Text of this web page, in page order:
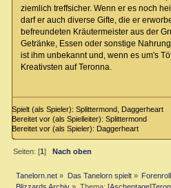
ziemlich treffsicher. Wenn er es noch
darf er auch diverse Gifte, die er
befreundeten Kräutermeister aus der
Getränke, Essen oder sonstige
ist ihm unbekannt und, wenn es um's
Kreativsten auf Teronna.
Spielt (als Spieler): Splittermond, Daggerheart
Bereitet vor (als Spielleiter): Splittermond
Bereitet vor (als Spieler): Daggerheart
Seiten: [1]
Nach oben
Tanelorn.net » Das Tanelorn spielt»